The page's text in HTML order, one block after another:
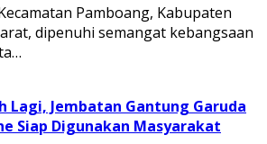
Pamboang, Kabupaten
dipenuhi semangat kebangsaan
Lagi, Jembatan Gantung Garuda
Siap Digunakan Masyarakat